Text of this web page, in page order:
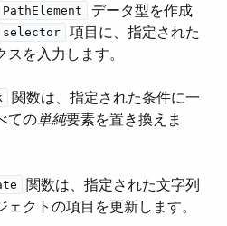
PathElement
​ データ型を作成
selector
​ 項目に、指定された
スを入力します。
​ 関数は、指定された条件に一
ての​単純​要素を置き換えま
​ 関数は、指定された文字列
ェクトの項目を更新します。